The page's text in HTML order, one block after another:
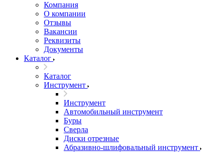
Компания
О компании
Отзывы
Вакансии
Реквизиты
Документы
Каталог
Каталог
Инструмент
Инструмент
Автомобильный инструмент
Буры
Сверла
Диски отрезные
Абразивно-шлифовальный инструмент